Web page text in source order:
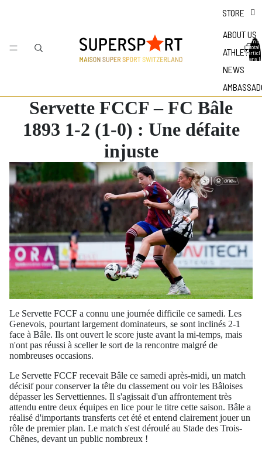
STORE
ABOUT US
ATHLETES
NEWS
total
dans
Servette FCCF – FC Bâle
1893 1-2 (1-0) : Une défaite
injuste
Le Servette FCCF a connu une journée difficile ce samedi. Les
Genevois, pourtant largement dominateurs, se sont inclinés 2-1
face à Bâle. Ils ont ouvert le score juste avant la mi-temps, mais
n'ont pas réussi à sceller le sort de la rencontre malgré de
nombreuses occasions.
Le Servette FCCF recevait Bâle ce samedi après-midi, un match
décisif pour conserver la tête du classement ou voir les Bâloises
dépasser les Servettiennes. Il s'agissait d'un affrontement très
attendu entre deux équipes en lice pour le titre cette saison. Bâle a
réalisé d'importants transferts cet été et entend clairement jouer un
rôle de premier plan. Le match s'est déroulé au Stade des Trois-
Chênes, devant un public nombreux !